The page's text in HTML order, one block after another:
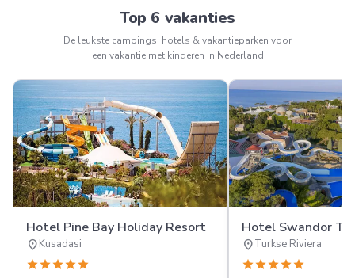
FOTO'S
Top 6 vakanties
De leukste campings, hotels & vakantieparken voor
een vakantie met kinderen in Nederland
Hotel Pine Bay Holiday Resort
location_onKusadasi
starstarstarstarstar
Hotel Swandor
location_onTurkse Riviera
starstarstarstarstar